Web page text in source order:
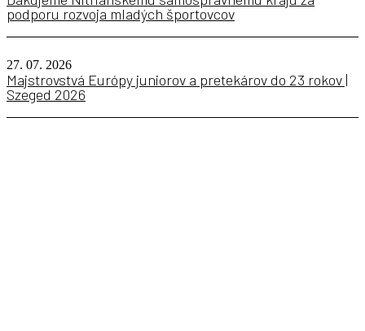
podporu rozvoja mladých športovcov
27. 07. 2026
Majstrovstvá Európy juniorov a pretekárov do 23 rokov |
Szeged 2026